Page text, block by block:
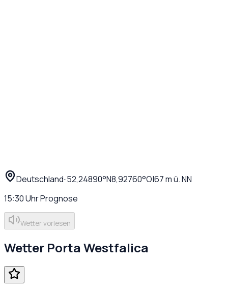
Deutschland··52,24890°N8,92760°O|67m ü. NN
15:30UhrPrognose
Wetter vorlesen
Wetter Porta Westfalica